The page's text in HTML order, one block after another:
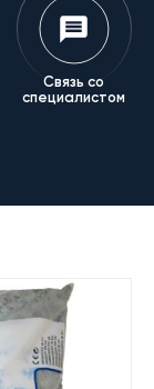
Связь со
специалистом